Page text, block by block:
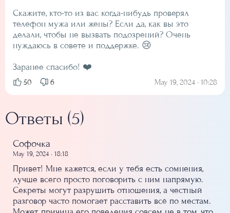
Скажите, кто-то из вас когда-нибудь проверял
телефон мужа или жены? Если да, как вы это
делали, чтобы не вызвать подозрений? Очень
нуждаюсь в совете и поддержке. 😢
Заранее спасибо! ❤️
50 6 May 19, 2024 • 10:28
Ответы (5)
Софочка
May 19, 2024 • 18:18
Привет! Мне кажется, если у тебя есть сомнения,
лучше всего просто поговорить с ним напрямую.
Секреты могут разрушить отношения, а честный
разговор часто помогает расставить всё по местам.